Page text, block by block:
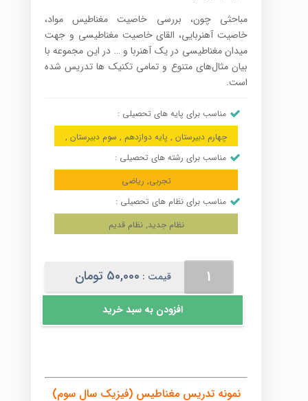
مباحثی چون، بررسی خاصیت مغناطیس مواد،
خاصیت آهنربایی، القای خاصیت مغناطیسی و جهت
میدان مغناطیسی در یک آهنربا و … در این مجموعه با
بیان مثا‌ل‌های متنوع و تمامی تکنیک ها تدریس شده
است.
مناسب برای پایه های تحصیلی :
چهارم دبیرستان , پایه دوازدهم , سوم دبیرستان ,
مناسب برای رشته های تحصیلی :
تجربی, ریاضی
مناسب برای نظام های تحصیلی :
نظام جدید, نظام قدیم
(فیزیک
سال
عدد
قیمت : 50,000 تومان
افزودن به سبد خرید
نمونه تدریس مغناطیس (فیزیک سال سوم)